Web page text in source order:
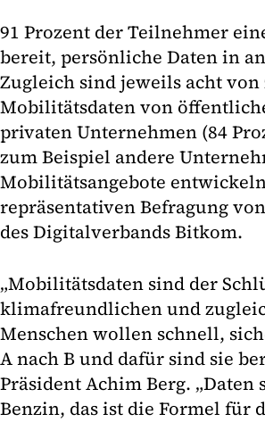
91 Prozent der Teilnehmer
bereit, persönliche Daten in
Zugleich sind jeweils acht
Mobilitätsdaten von
privaten Unternehmen (84
zum Beispiel andere
Mobilitätsangebote
repräsentativen Befragung
des Digitalverbands Bitkom.
„Mobilitätsdaten sind der
klimafreundlichen und
Menschen wollen schnell,
A nach B und dafür sind sie
Präsident Achim Berg. „Daten
Benzin, das ist die Formel für